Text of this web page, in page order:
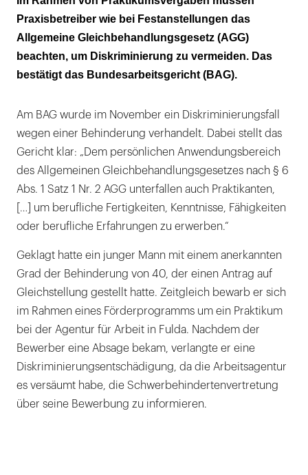
Praxisbetreiber wie bei Festanstellungen das
Allgemeine Gleichbehandlungsgesetz (AGG)
beachten, um Diskriminierung zu vermeiden. Das
bestätigt das Bundesarbeitsgericht (BAG).
Am BAG wurde im November ein Diskriminierungsfall
wegen einer Behinderung verhandelt. Dabei stellt das
Gericht klar: „Dem persönlichen Anwendungsbereich
des Allgemeinen Gleichbehandlungsgesetzes nach § 6
Abs. 1 Satz 1 Nr. 2 AGG unterfallen auch Praktikanten,
[…] um berufliche Fertigkeiten, Kenntnisse, Fähigkeiten
oder berufliche Erfahrungen zu erwerben.“
Geklagt hatte ein junger Mann mit einem anerkannten
Grad der Behinderung von 40, der einen Antrag auf
Gleichstellung gestellt hatte. Zeitgleich bewarb er sich
im Rahmen eines Förderprogramms um ein Praktikum
bei der Agentur für Arbeit in Fulda. Nachdem der
Bewerber eine Absage bekam, verlangte er eine
Diskriminierungsentschädigung, da die Arbeitsagentur
es versäumt habe, die Schwerbehindertenvertretung
über seine Bewerbung zu informieren.